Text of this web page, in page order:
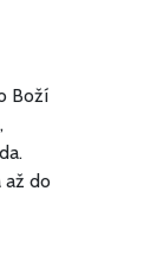
Boží
až do